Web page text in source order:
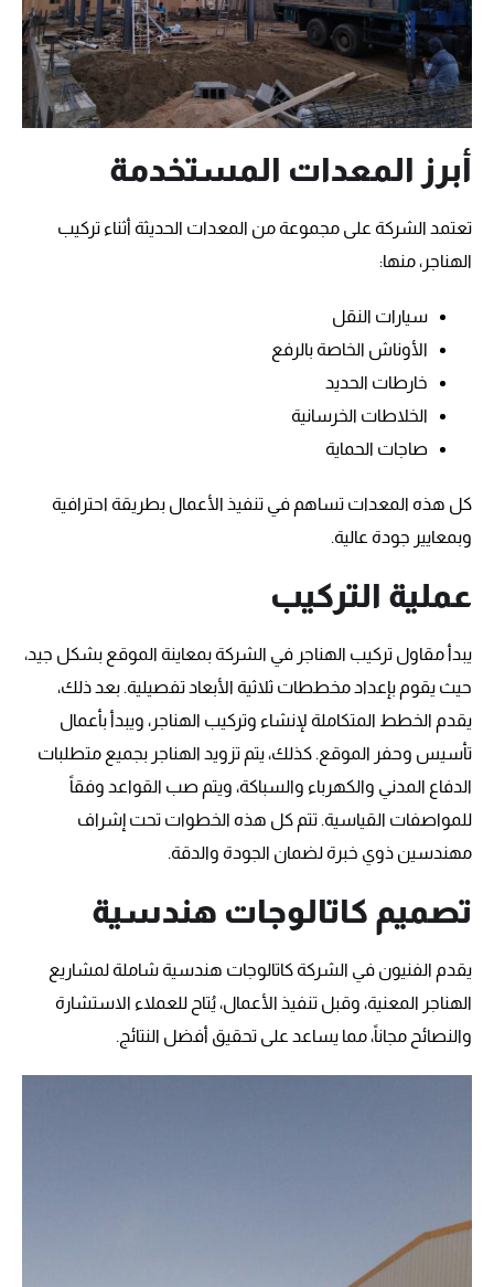
أبرز المعدات المستخدمة
تعتمد الشركة على مجموعة من المعدات الحديثة أثناء تركيب
الهناجر، منها:
سيارات النقل
الأوناش الخاصة بالرفع
خارطات الحديد
الخلاطات الخرسانية
صاجات الحماية
كل هذه المعدات تساهم في تنفيذ الأعمال بطريقة احترافية
وبمعايير جودة عالية.
عملية التركيب
يبدأ مقاول تركيب الهناجر في الشركة بمعاينة الموقع بشكل جيد،
حيث يقوم بإعداد مخططات ثلاثية الأبعاد تفصيلية. بعد ذلك،
يقدم الخطط المتكاملة لإنشاء وتركيب الهناجر، ويبدأ بأعمال
تأسيس وحفر الموقع. كذلك، يتم تزويد الهناجر بجميع متطلبات
الدفاع المدني والكهرباء والسباكة، ويتم صب القواعد وفقاً
للمواصفات القياسية. تتم كل هذه الخطوات تحت إشراف
مهندسين ذوي خبرة لضمان الجودة والدقة.
تصميم كاتالوجات هندسية
يقدم الفنيون في الشركة كاتالوجات هندسية شاملة لمشاريع
الهناجر المعنية، وقبل تنفيذ الأعمال، يُتاح للعملاء الاستشارة
والنصائح مجاناً، مما يساعد على تحقيق أفضل النتائج.